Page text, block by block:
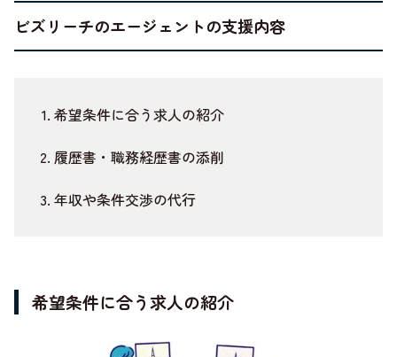
ビズリーチのエージェントの支援内容
希望条件に合う求人の紹介
履歴書・職務経歴書の添削
年収や条件交渉の代行
希望条件に合う求人の紹介